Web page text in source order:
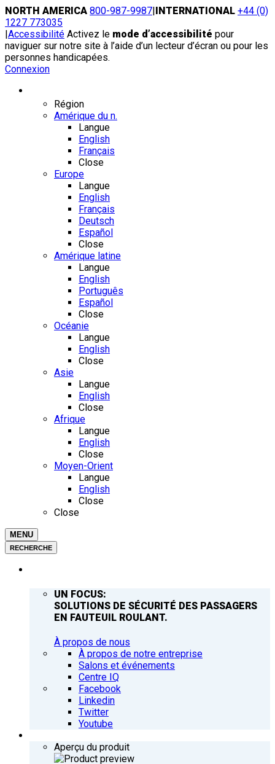
Skip
to
content
NORTH AMERICA 800-987-9987|INTERNATIONAL +44 (0)
1227 773035
|Accessibilité Activez le mode d’accessibilité pour
naviguer sur notre site à l’aide d’un lecteur d’écran ou pour les
personnes handicapées.
Connexion
Région
Amérique du n.
Langue
English
Français
Close
Europe
Langue
English
Français
Deutsch
Español
Close
Amérique latine
Langue
English
Português
Español
Close
Océanie
Langue
English
Close
Asie
Langue
English
Close
Afrique
Langue
English
Close
Moyen-Orient
Langue
English
Close
Close
MENU
RECHERCHE
UN FOCUS:
SOLUTIONS DE SÉCURITÉ DES PASSAGERS
EN FAUTEUIL ROULANT.
À propos de nous
À propos de notre entreprise
Salons et événements
Centre IQ
Facebook
Linkedin
Twitter
Youtube
Aperçu du produit